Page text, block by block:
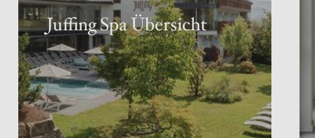
Juffing Spa Übersicht